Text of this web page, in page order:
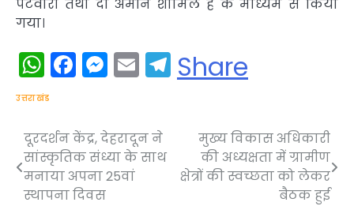
पटवारी तथा दो अमीन शामिल है के माध्यम से किया
गया।
WhatsApp
Facebook
Messenger
EmailTelegram
Share
उत्तराखंड
Post
navigation
दूरदर्शन केंद्र, देहरादून ने
सांस्कृतिक संध्या के साथ
मनाया अपना 25वां
स्थापना दिवस
मुख्य विकास अधिकारी
की अध्यक्षता में ग्रामीण
क्षेत्रों की स्वच्छता को लेकर
बैठक हुई